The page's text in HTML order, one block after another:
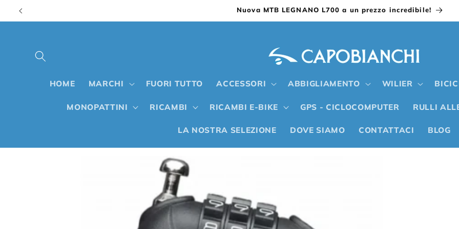
direttamente
ai contenuti
Nuova MTB LEGNANO L700 a un prezzo incredibile!
HOME MARCHI FUORI TUTTO ACCESSORI ABBIGLIAMENTO WILIER
MONOPATTINI RICAMBI RICAMBI E-BIKE GPS - CICLOCOMPUTER RULLI
LA NOSTRA SELEZIONE DOVE SIAMO CONTATTACI BLOG